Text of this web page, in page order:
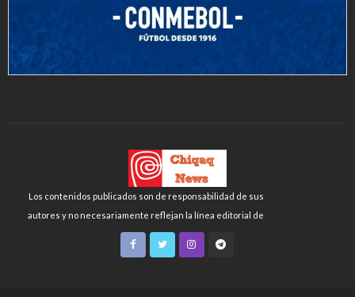
Los contenidos publicados son de responsabilidad de sus
autores y no necesariamente reflejan la línea editorial de
Chiqaq News o de la FLCH-UNMSM.